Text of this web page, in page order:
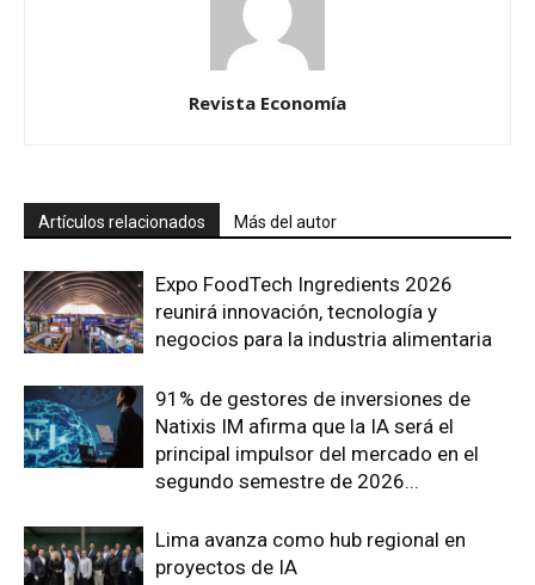
Revista Economía
Artículos relacionados Más del autor
Expo FoodTech Ingredients 2026
reunirá innovación, tecnología y
negocios para la industria alimentaria
91% de gestores de inversiones de
Natixis IM afirma que la IA será el
principal impulsor del mercado en el
segundo semestre de 2026...
Lima avanza como hub regional en
proyectos de IA